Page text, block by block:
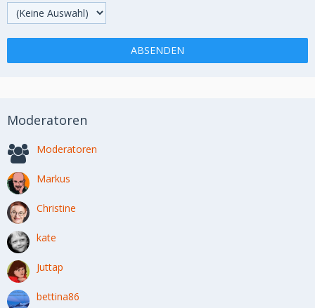
Moderatoren
Moderatoren
Markus
Christine
kate
Juttap
bettina86